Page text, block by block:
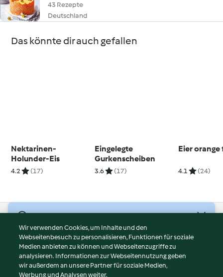
43 Rezepte
Deutschland
Das könnte dir auch gefallen
Nektarinen-
Holunder-Eis
4.2 (17)
Eingelegte
Gurkenscheiben
3.6 (17)
Eier
4.1 (24)
Nutzungsbedingungen
Datenschutzrichtlinien
Disclaimer
Wir verwenden Cookies, um Inhalte und den
Webseitenbesuch zu personalisieren, Funktionen für soziale
Medien anbieten zu können und Webseitenzugriffe zu
analysieren. Informationen zur Webseitennutzung geben
wir außerdem an unsere Partner für soziale Medien,
Werbung und Analysen weiter.